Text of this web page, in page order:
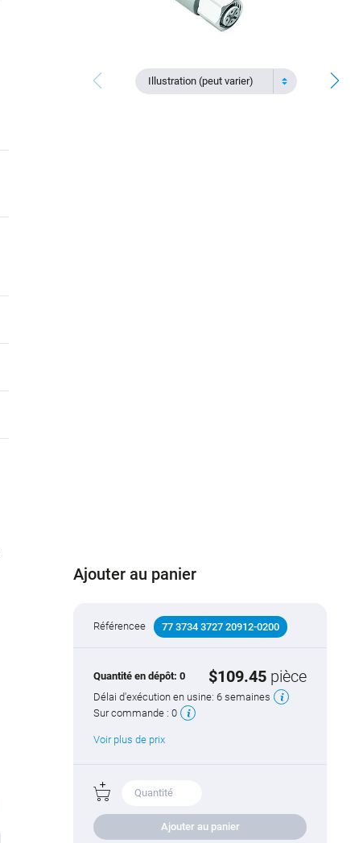
Illustration (peut varier)
Ajouter au panier
Référencee 77 3734 3727 20912-0200
Quantité en dépôt:0 $109.45pièce
Délai d'exécution en usine:6 semaines
Sur commande :0
Voir plus de prix
Ajouter au panier